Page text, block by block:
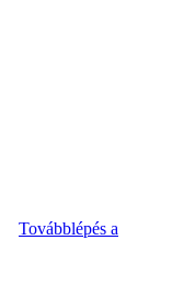
Továbblépés a